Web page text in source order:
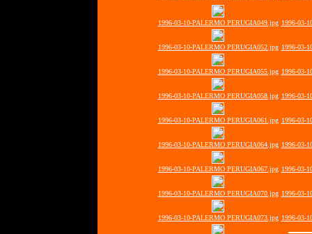
1996-03-10-PALERMO PERUGIA049.jpg 1996-03-
1996-03-10-PALERMO PERUGIA052.jpg 1996-03-
1996-03-10-PALERMO PERUGIA055.jpg 1996-03-
1996-03-10-PALERMO PERUGIA058.jpg 1996-03-
1996-03-10-PALERMO PERUGIA061.jpg 1996-03-
1996-03-10-PALERMO PERUGIA064.jpg 1996-03-
1996-03-10-PALERMO PERUGIA067.jpg 1996-03-
1996-03-10-PALERMO PERUGIA070.jpg 1996-03-
1996-03-10-PALERMO PERUGIA073.jpg 1996-03-